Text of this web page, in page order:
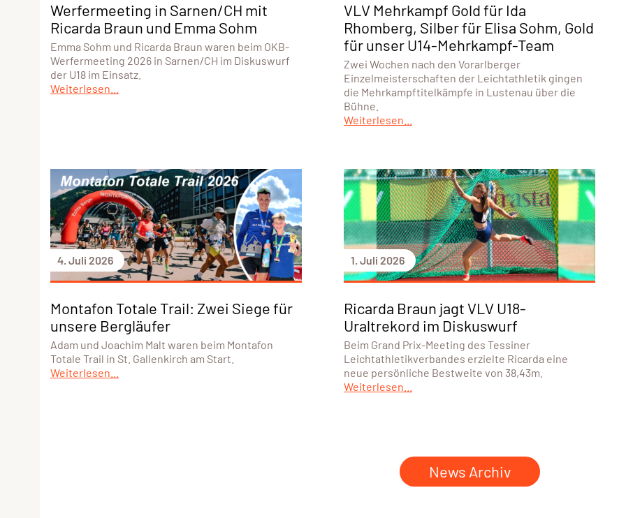
Werfermeeting in Sarnen/CH mit
Ricarda Braun und Emma Sohm
Emma Sohm und Ricarda Braun waren beim OKB-
Werfermeeting 2026 in Sarnen/CH im Diskuswurf
der U18 im Einsatz.
Weiterlesen...
VLV Mehrkampf Gold für Ida
Rhomberg, Silber für Elisa Sohm, Gold
für unser U14-Mehrkampf-Team
Zwei Wochen nach den Vorarlberger
Einzelmeisterschaften der Leichtathletik gingen
die Mehrkampftitelkämpfe in Lustenau über die
Bühne.
Weiterlesen...
4. Juli 2026
Montafon Totale Trail: Zwei Siege für
unsere Bergläufer
Adam und Joachim Malt waren beim Montafon
Totale Trail in St. Gallenkirch am Start.
Weiterlesen...
1. Juli 2026
Ricarda Braun jagt VLV U18-
Uraltrekord im Diskuswurf
Beim Grand Prix-Meeting des Tessiner
Leichtathletikverbandes erzielte Ricarda eine
neue persönliche Bestweite von 38,43m.
Weiterlesen...
News Archiv